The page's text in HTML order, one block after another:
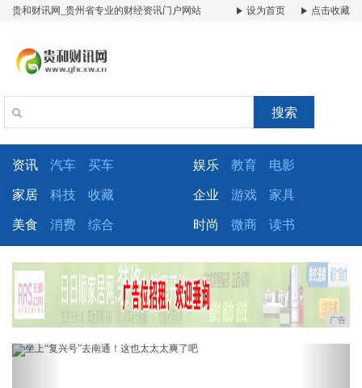
贵和财讯网_贵州省专业的财经资讯门户网站 设为首页 点击收藏
搜索
资讯 汽车 买车 娱乐 教育 电影
家居 科技 收藏 企业 游戏 家具
美食 消费 综合 时尚 微商 读书
广告
Previous